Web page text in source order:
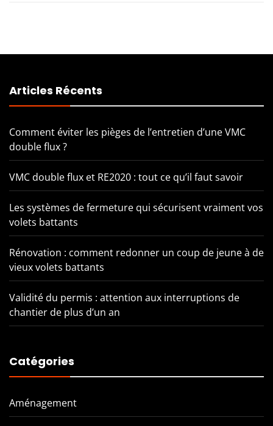
Articles Récents
Comment éviter les pièges de l’entretien d’une VMC
double flux ?
VMC double flux et RE2020 : tout ce qu’il faut savoir
Les systèmes de fermeture qui sécurisent vraiment vos
volets battants
Rénovation : comment redonner un coup de jeune à de
vieux volets battants
Validité du permis : attention aux interruptions de
chantier de plus d’un an
Catégories
Aménagement